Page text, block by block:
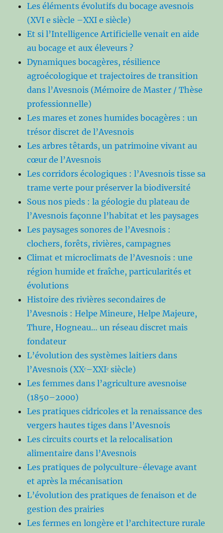
Les éléments évolutifs du bocage avesnois
(XVI e siècle –XXI e siècle)
Et si l’Intelligence Artificielle venait en aide
au bocage et aux éleveurs ?
Dynamiques bocagères, résilience
agroécologique et trajectoires de transition
dans l’Avesnois (Mémoire de Master / Thèse
professionnelle)
Les mares et zones humides bocagères : un
trésor discret de l’Avesnois
Les arbres têtards, un patrimoine vivant au
cœur de l’Avesnois
Les corridors écologiques : l’Avesnois tisse sa
trame verte pour préserver la biodiversité
Sous nos pieds : la géologie du plateau de
l’Avesnois façonne l’habitat et les paysages
Les paysages sonores de l’Avesnois :
clochers, forêts, rivières, campagnes
Climat et microclimats de l’Avesnois : une
région humide et fraîche, particularités et
évolutions
Histoire des rivières secondaires de
l’Avesnois : Helpe Mineure, Helpe Majeure,
Thure, Hogneau… un réseau discret mais
fondateur
L’évolution des systèmes laitiers dans
l’Avesnois (XXᵉ–XXIᵉ siècle)
Les femmes dans l’agriculture avesnoise
(1850–2000)
Les pratiques cidricoles et la renaissance des
vergers hautes tiges dans l’Avesnois
Les circuits courts et la relocalisation
alimentaire dans l’Avesnois
Les pratiques de polyculture-élevage avant
et après la mécanisation
L’évolution des pratiques de fenaison et de
gestion des prairies
Les fermes en longère et l’architecture rurale